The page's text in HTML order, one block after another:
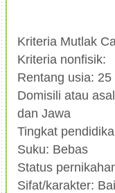
Kriteria Mutlak
Kriteria nonfisik:
Rentang usia: 25
Domisili atau
dan Jawa
Tingkat
Suku: Bebas
Status
Sifat/karakter: